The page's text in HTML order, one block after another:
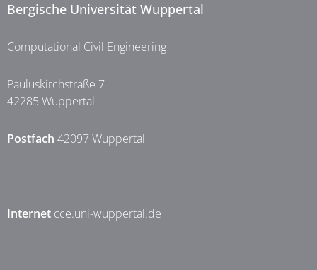
Bergische Universität Wuppertal
Computational Civil Engineering
Pauluskirchstraße 7
42285 Wuppertal
Postfach 42097 Wuppertal
Internet cce.uni-wuppertal.de